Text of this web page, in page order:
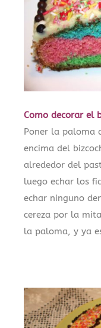
Como decorar el
Poner la paloma
encima del
alrededor del
luego echar los
echar ninguno
cereza por la
la paloma, y ya